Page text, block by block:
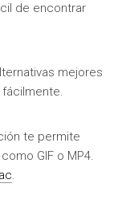
de encontrar
mejores
fácilmente.
te permite
como GIF o MP4.
.